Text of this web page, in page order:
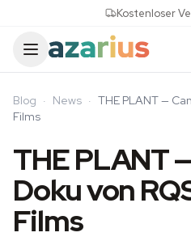
Kostenloser
Blog · News · THE PLANT —
Films
THE PLANT
Doku von
Films